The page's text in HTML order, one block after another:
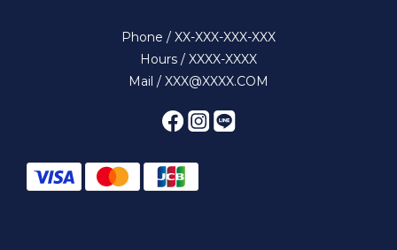
Phone / XX-XXX-XXX-XXX
Hours / XXXX-XXXX
Mail / XXX@XXXX.COM